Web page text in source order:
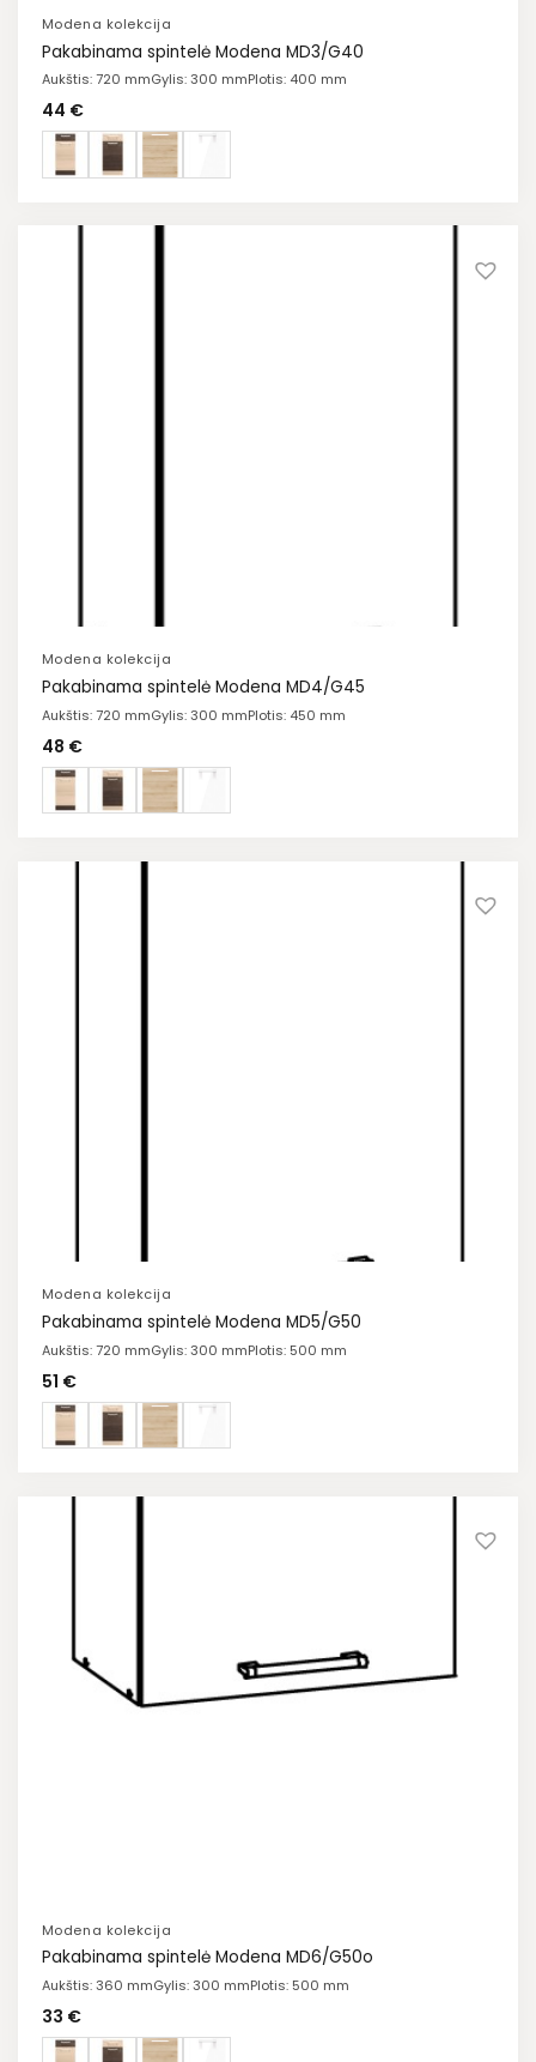
Modena kolekcija
Pakabinama spintelė Modena MD3/G40
Aukštis: 720 mmGylis: 300 mmPlotis: 400 mm
44 €
Modena kolekcija
Pakabinama spintelė Modena MD4/G45
Aukštis: 720 mmGylis: 300 mmPlotis: 450 mm
48 €
Modena kolekcija
Pakabinama spintelė Modena MD5/G50
Aukštis: 720 mmGylis: 300 mmPlotis: 500 mm
51 €
Modena kolekcija
Pakabinama spintelė Modena MD6/G50o
Aukštis: 360 mmGylis: 300 mmPlotis: 500 mm
33 €